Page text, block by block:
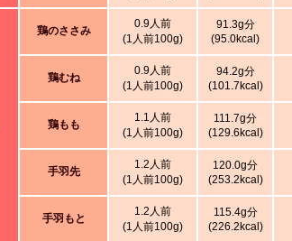
鶏のささみ
0.9人前
(1人前100g)
91.3g分
(95.0kcal)
鶏むね
0.9人前
(1人前100g)
94.2g分
(101.7kcal)
鶏もも
1.1人前
(1人前100g)
111.7g分
(129.6kcal)
手羽先
1.2人前
(1人前100g)
120.0g分
(253.2kcal)
手羽もと
1.2人前
(1人前100g)
115.4g分
(226.2kcal)